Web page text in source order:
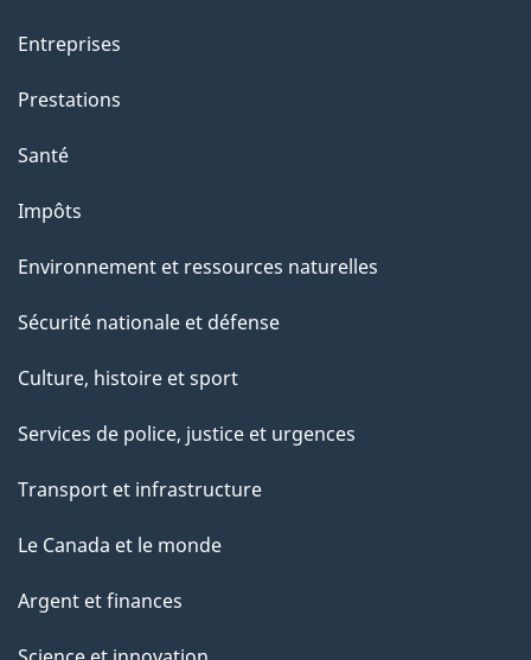
Entreprises
Prestations
Santé
Impôts
Environnement et ressources naturelles
Sécurité nationale et défense
Culture, histoire et sport
Services de police, justice et urgences
Transport et infrastructure
Le Canada et le monde
Argent et finances